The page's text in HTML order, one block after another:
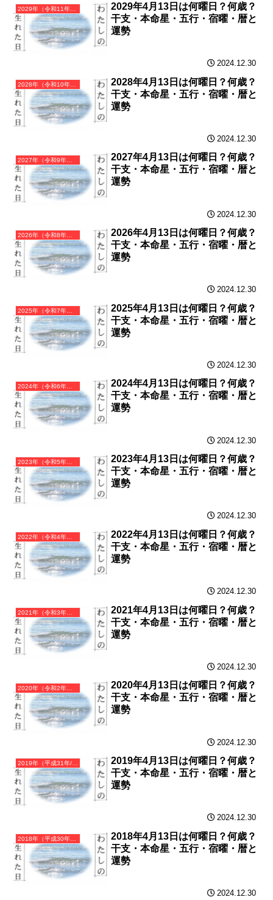
2029年（令和11年）己酉（つちのととり）・酉年（とり年）カレンダー（月曜はじまり）
2029年4月13日は何曜日？何歳？
干支・本命星・五行・宿曜・暦と
運勢
2024.12.30
2028年（令和10年）戊申（つちのえさる）・申年（さる年）カレンダー（月曜はじまり）
2028年4月13日は何曜日？何歳？
干支・本命星・五行・宿曜・暦と
運勢
2024.12.30
2027年（令和9年）丁未（ひのとひつじ）・未年（ひつじ年）カレンダー（月曜はじまり）
2027年4月13日は何曜日？何歳？
干支・本命星・五行・宿曜・暦と
運勢
2024.12.30
2026年（令和8年）丙午（ひのえうま）・午年（うま年）カレンダー（月曜はじまり）
2026年4月13日は何曜日？何歳？
干支・本命星・五行・宿曜・暦と
運勢
2024.12.30
2025年（令和7年）乙巳（きのとみ）・巳年（へび年）カレンダー（月曜はじまり）
2025年4月13日は何曜日？何歳？
干支・本命星・五行・宿曜・暦と
運勢
2024.12.30
2024年（令和6年）甲辰（きのえたつ）・辰年（たつ年）カレンダー（月曜はじまり）
2024年4月13日は何曜日？何歳？
干支・本命星・五行・宿曜・暦と
運勢
2024.12.30
2023年（令和5年）癸卯（みずのとう）・卯年（うさぎ年）カレンダー（月曜はじまり）
2023年4月13日は何曜日？何歳？
干支・本命星・五行・宿曜・暦と
運勢
2024.12.30
2022年（令和4年）壬寅（みずのえとら）・寅年（とら年）カレンダー（月曜はじまり）
2022年4月13日は何曜日？何歳？
干支・本命星・五行・宿曜・暦と
運勢
2024.12.30
2021年（令和3年）辛丑（かのとうし）・丑年（うし年）カレンダー（月曜はじまり）
2021年4月13日は何曜日？何歳？
干支・本命星・五行・宿曜・暦と
運勢
2024.12.30
2020年（令和2年）庚子（かのえね）・子年（ねずみ年）カレンダー（月曜はじまり）
2020年4月13日は何曜日？何歳？
干支・本命星・五行・宿曜・暦と
運勢
2024.12.30
2019年（平成31年/令和元年）己亥（つちのとい）・亥年（いのしし年）カレンダー（月曜はじまり）
2019年4月13日は何曜日？何歳？
干支・本命星・五行・宿曜・暦と
運勢
2024.12.30
2018年（平成30年）戊戌（つちのえいぬ）・戌年（いぬ年）カレンダー（月曜はじまり）
2018年4月13日は何曜日？何歳？
干支・本命星・五行・宿曜・暦と
運勢
2024.12.30